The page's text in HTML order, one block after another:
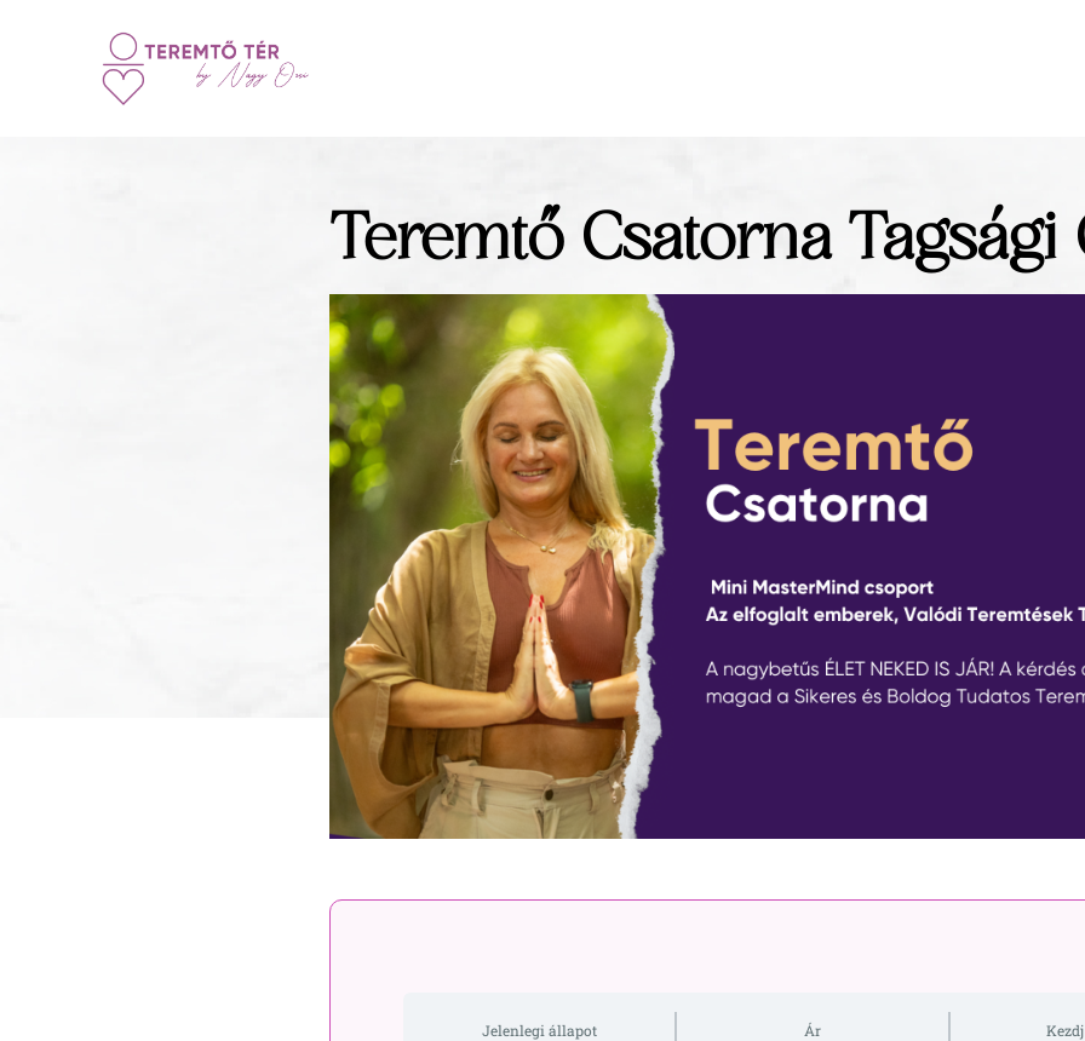
Teremtő Csatorna Tagsági
Jelenlegi állapot Ár